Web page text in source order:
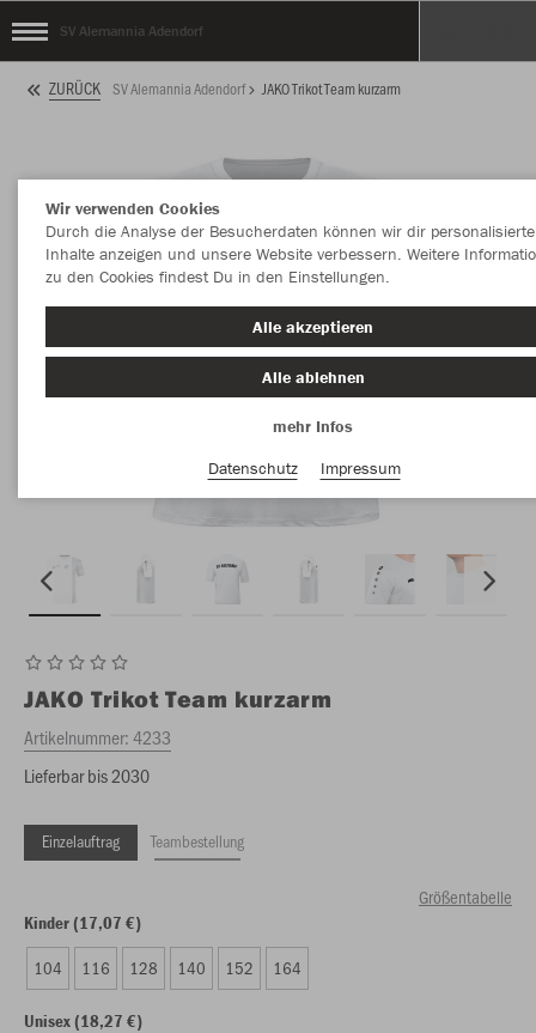
SV Alemannia Adendorf
ZURÜCK SV Alemannia Adendorf JAKO Trikot Team kurzarm
JAKO Trikot Team kurzarm
Artikelnummer:4233
Lieferbar bis 2030
Einzelauftrag Teambestellung
Größentabelle
Kinder (17,07 €)
104 116 128 140 152 164
Unisex (18,27 €)
Wir verwenden Cookies
Durch die Analyse der Besucherdaten können wir dir personalisierte
Inhalte anzeigen und unsere Website verbessern. Weitere
zu den Cookies findest Du in den Einstellungen.
Alle akzeptieren
Alle ablehnen
mehr Infos
Datenschutz
Impressum